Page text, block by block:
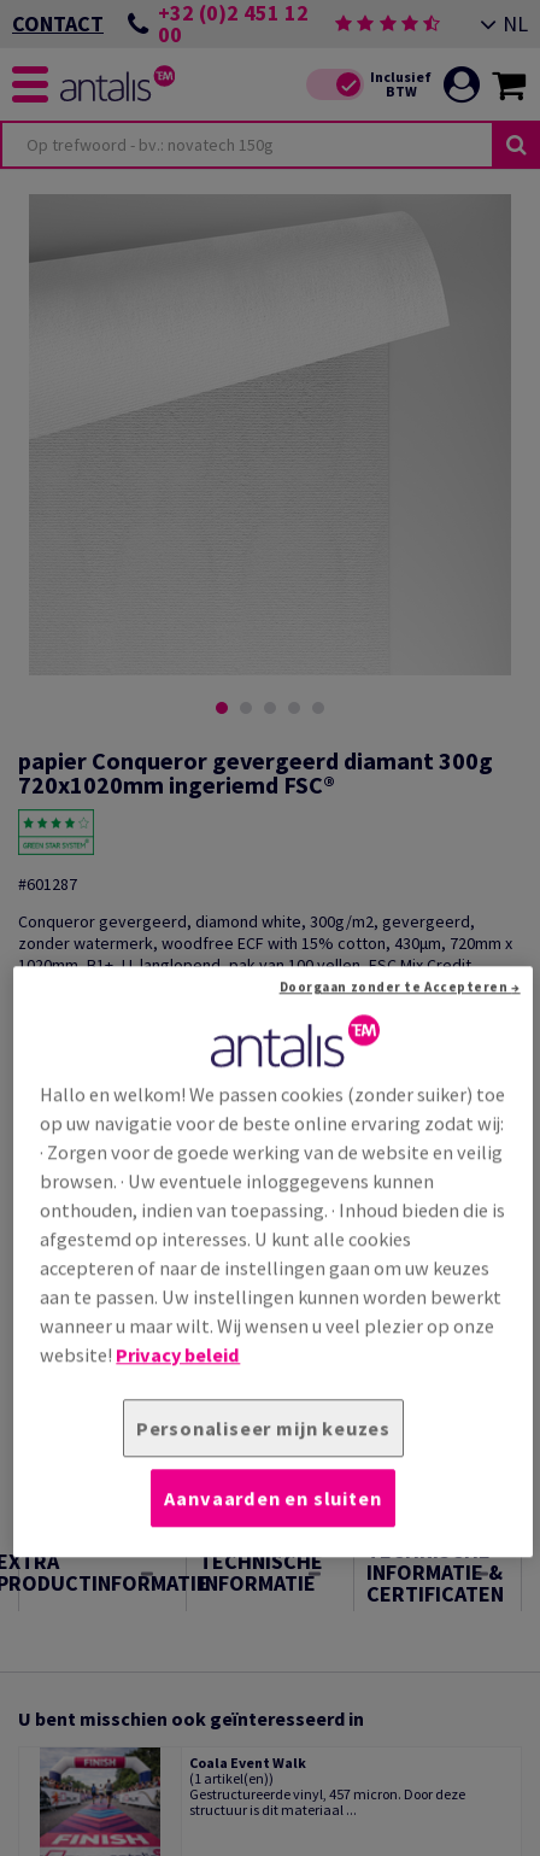
CONTACT +32 (0)2 451 12
00 NL
papier Conqueror gevergeerd diamant 300g
720x1020mm ingeriemd FSC®
#601287
Conqueror gevergeerd, diamond white, 300g/m2, gevergeerd,
zonder watermerk, woodfree ECF with 15% cotton, 430µm, 720mm x
1020mm, B1+, LL langlopend, pak van 100 vellen, FSC Mix Credit
Delen via e-mail
/ 1 000 Vel
(220 kg )
OP VOORRAAD
Verpakkingsaantallen
Pak
− +
Artikel snijden
Samples
TECHNISCHE
INFORMATIE
TECHNISCHE
INFORMATIE &
CERTIFICATEN
U bent misschien ook geïnteresseerd in
Coala Event Walk
(1 artikel(en))
Gestructureerde vinyl, 457 micron. Door deze
structuur is dit materiaal ...
Hallo en welkom! We passen cookies (zonder suiker) toe
op uw navigatie voor de beste online ervaring zodat wij:
· Zorgen voor de goede werking van de website en veilig
browsen. · Uw eventuele inloggegevens kunnen
onthouden, indien van toepassing. · Inhoud bieden die is
afgestemd op interesses. U kunt alle cookies
accepteren of naar de instellingen gaan om uw keuzes
aan te passen. Uw instellingen kunnen worden bewerkt
wanneer u maar wilt. Wij wensen u veel plezier op onze
website! Privacy beleid
Personaliseer mijn keuzes
Doorgaan zonder te Accepteren →
Aanvaarden en sluiten